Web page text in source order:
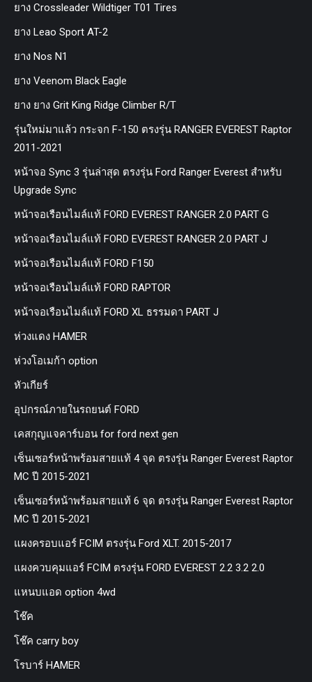
ยาง Crossleader Wildtiger T01 Tires
ยาง Leao Sport AT-2
ยาง Nos N1
ยาง Veenom Black Eagle
ยาง ยาง Grit King Ridge Climber R/T
รุ่นใหม่มาแล้ว กระจก F-150 ตรงรุ่น RANGER EVEREST Raptor
2011-2021
หน้าจอ Sync 3 รุ่นล่าสุด ตรงรุ่น Ford Ranger Everest สำหรับ
Upgrade Sync
หน้าจอเรือนไมล์แท้ FORD EVEREST RANGER 2.0 PART G
หน้าจอเรือนไมล์แท้ FORD EVEREST RANGER 2.0 PART J
หน้าจอเรือนไมล์แท้ FORD F150
หน้าจอเรือนไมล์แท้ FORD RAPTOR
หน้าจอเรือนไมล์แท้ FORD XL ธรรมดา PART J
ห่วงแดง HAMER
ห่วงโอเมก้า option
หัวเกียร์
อุปกรณ์ภายในรถยนต์ FORD
เคสกุญแจคาร์บอน for ford next gen
เซ็นเซอร์หน้าพร้อมสายแท้ 4 จุด ตรงรุ่น Ranger Everest Raptor
MC ปี 2015-2021
เซ็นเซอร์หน้าพร้อมสายแท้ 6 จุด ตรงรุ่น Ranger Everest Raptor
MC ปี 2015-2021
แผงครอบแอร์ FCIM ตรงรุ่น Ford XLT. 2015-2017
แผงควบคุมแอร์ FCIM ตรงรุ่น FORD EVEREST 2.2 3.2 2.0
แหนบแอด option 4wd
โช๊ค
โช๊ค carry boy
โรบาร์ HAMER